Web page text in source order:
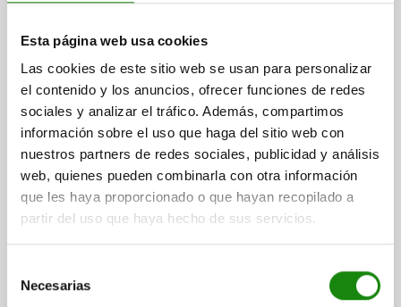
Esta página web usa cookies
Las cookies de este sitio web se usan para personalizar
el contenido y los anuncios, ofrecer funciones de redes
sociales y analizar el tráfico. Además, compartimos
información sobre el uso que haga del sitio web con
nuestros partners de redes sociales, publicidad y análisis
web, quienes pueden combinarla con otra información
que les haya proporcionado o que hayan recopilado a
partir del uso que haya hecho de sus servicios.
Necesarias
EMPUÑADURA REDONDO D=25,2, L=107, FORMA:B,
DISPOSITIVO DE SUJECIÓN ADECUADO=05755-05-012000, 05755-
01-012000
Referencia:
$51.16
más IVA.
más gastos de envío
DETALLES
05881-02